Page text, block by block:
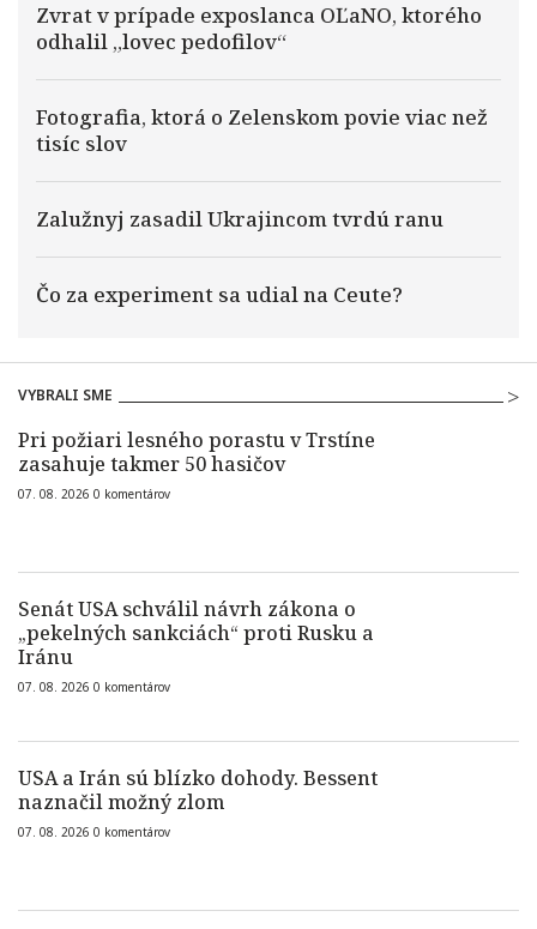
Zvrat v prípade exposlanca OĽaNO, ktorého
odhalil „lovec pedofilov“
Fotografia, ktorá o Zelenskom povie viac než
tisíc slov
Zalužnyj zasadil Ukrajincom tvrdú ranu
Čo za experiment sa udial na Ceute?
VYBRALI SME
Pri požiari lesného porastu v Trstíne
zasahuje takmer 50 hasičov
07. 08. 2026 0 komentárov
Senát USA schválil návrh zákona o
„pekelných sankciách“ proti Rusku a
Iránu
07. 08. 2026 0 komentárov
USA a Irán sú blízko dohody. Bessent
naznačil možný zlom
07. 08. 2026 0 komentárov